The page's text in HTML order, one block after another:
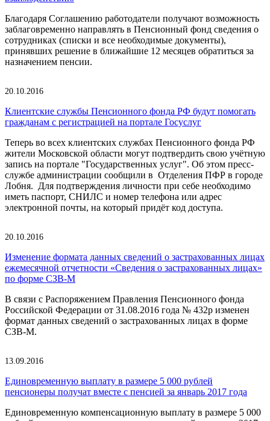
Благодаря Соглашению работодатели получают возможность
заблаговременно направлять в Пенсионный фонд сведения о
сотрудниках (списки и все необходимые документы),
принявших решение в ближайшие 12 месяцев обратиться за
назначением пенсии.
20.10.2016
Клиентские службы Пенсионного фонда РФ будут помогать
гражданам с регистрацией на портале Госуслуг
Теперь во всех клиентских службах Пенсионного фонда РФ
жители Московской области могут подтвердить свою учётную
запись на портале "Государственных услуг". Об этом пресс-
службе администрации сообщили в Отделения ПФР в городе
Лобня. Для подтверждения личности при себе необходимо
иметь паспорт, СНИЛС и номер телефона или адрес
электронной почты, на который придёт код доступа.
20.10.2016
Изменение формата данных сведений о застрахованных лицах
ежемесячной отчетности «Сведения о застрахованных лицах»
по форме СЗВ-М
В связи с Распоряжением Правления Пенсионного фонда
Российской Федерации от 31.08.2016 года № 432р изменен
формат данных сведений о застрахованных лицах в форме
СЗВ-М.
13.09.2016
Единовременную выплату в размере 5 000 рублей
пенсионеры получат вместе с пенсией за январь 2017 года
Единовременную компенсационную выплату в размере 5 000